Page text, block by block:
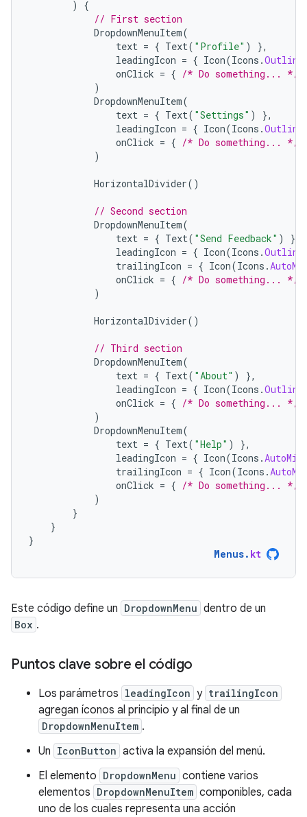
)
{
// First section
DropdownMenuItem(
text = { Text( "Profile" )
},
leadingIcon = { Icon(Icons .
onClick = { /* Do something... */
)
DropdownMenuItem(
text = { Text( "Settings" )
},
leadingIcon = { Icon(Icons .
onClick = { /* Do something... */
)
HorizontalDivider()
// Second section
DropdownMenuItem(
text = { Text( "Send Feedback" )
},
leadingIcon = { Icon(Icons .
trailingIcon = { Icon(Icons .
onClick = { /* Do something... */
)
HorizontalDivider()
// Third section
DropdownMenuItem(
text = { Text( "About" )
},
leadingIcon = { Icon(Icons .
onClick = { /* Do something... */
)
DropdownMenuItem(
text = { Text( "Help" )
},
leadingIcon = { Icon(Icons .
trailingIcon = { Icon(Icons .
onClick = { /* Do something... */
)
}
}
}
Menus. kt
Este código define un DropdownMenu dentro de un
Box .
Puntos clave sobre el código
Los parámetros leadingIcon y trailingIcon
agregan íconos al principio y al final de un
DropdownMenuItem .
Un IconButton activa la expansión del menú.
El elemento DropdownMenu contiene varios
elementos DropdownMenuItem componibles, cada
uno de los cuales representa una acción